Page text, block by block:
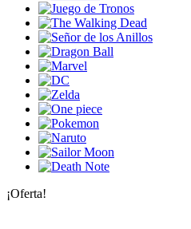
¡Oferta!